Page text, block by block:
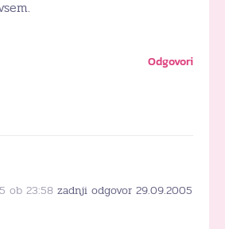
Odgovori
ob 23:58 zadnji odgovor 29.09.2005